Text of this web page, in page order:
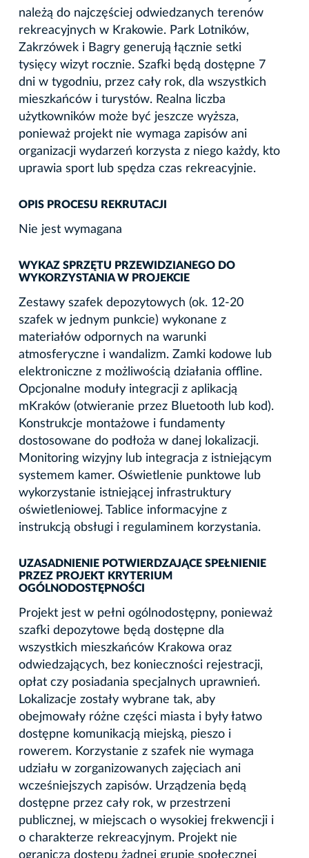
należą do najczęściej odwiedzanych terenów
rekreacyjnych w Krakowie. Park Lotników,
Zakrzówek i Bagry generują łącznie setki
tysięcy wizyt rocznie. Szafki będą dostępne 7
dni w tygodniu, przez cały rok, dla wszystkich
mieszkańców i turystów. Realna liczba
użytkowników może być jeszcze wyższa,
ponieważ projekt nie wymaga zapisów ani
organizacji wydarzeń korzysta z niego każdy, kto
uprawia sport lub spędza czas rekreacyjnie.
OPIS PROCESU REKRUTACJI
Nie jest wymagana
WYKAZ SPRZĘTU PRZEWIDZIANEGO DO
WYKORZYSTANIA W PROJEKCIE
Zestawy szafek depozytowych (ok. 12-20
szafek w jednym punkcie) wykonane z
materiałów odpornych na warunki
atmosferyczne i wandalizm. Zamki kodowe lub
elektroniczne z możliwością działania offline.
Opcjonalne moduły integracji z aplikacją
mKraków (otwieranie przez Bluetooth lub kod).
Konstrukcje montażowe i fundamenty
dostosowane do podłoża w danej lokalizacji.
Monitoring wizyjny lub integracja z istniejącym
systemem kamer. Oświetlenie punktowe lub
wykorzystanie istniejącej infrastruktury
oświetleniowej. Tablice informacyjne z
instrukcją obsługi i regulaminem korzystania.
UZASADNIENIE POTWIERDZAJĄCE SPEŁNIENIE
PRZEZ PROJEKT KRYTERIUM
OGÓLNODOSTĘPNOŚCI
Projekt jest w pełni ogólnodostępny, ponieważ
szafki depozytowe będą dostępne dla
wszystkich mieszkańców Krakowa oraz
odwiedzających, bez konieczności rejestracji,
opłat czy posiadania specjalnych uprawnień.
Lokalizacje zostały wybrane tak, aby
obejmowały różne części miasta i były łatwo
dostępne komunikacją miejską, pieszo i
rowerem. Korzystanie z szafek nie wymaga
udziału w zorganizowanych zajęciach ani
wcześniejszych zapisów. Urządzenia będą
dostępne przez cały rok, w przestrzeni
publicznej, w miejscach o wysokiej frekwencji i
o charakterze rekreacyjnym. Projekt nie
ogranicza dostępu żadnej grupie społecznej